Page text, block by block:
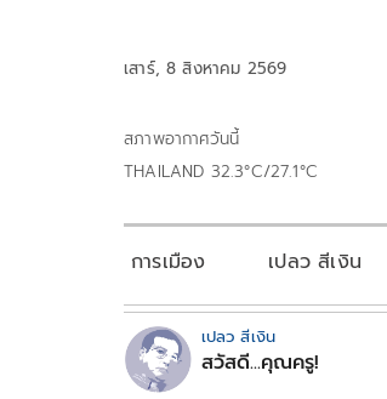
เสาร์, 8 สิงหาคม 2569
สภาพอากาศวันนี้
THAILAND 32.3°C/27.1°C
การเมือง เปลว สีเงิน
เปลว สีเงิน
สวัสดี...คุณครู!